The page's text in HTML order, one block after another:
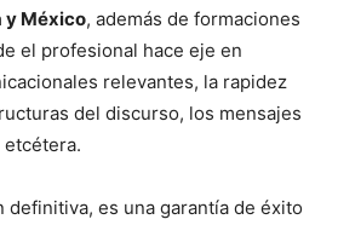
y México, además de formaciones
el profesional hace eje en
relevantes, la rapidez
del discurso, los mensajes
etcétera.
definitiva, es una garantía de éxito